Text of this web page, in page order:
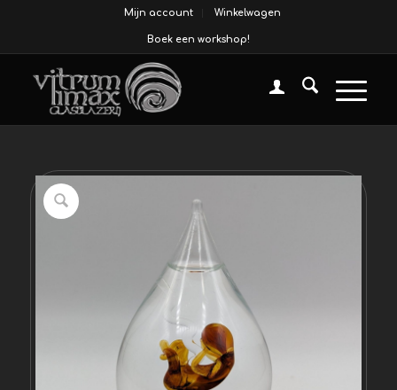
Mijn account Winkelwagen
Boek een workshop!